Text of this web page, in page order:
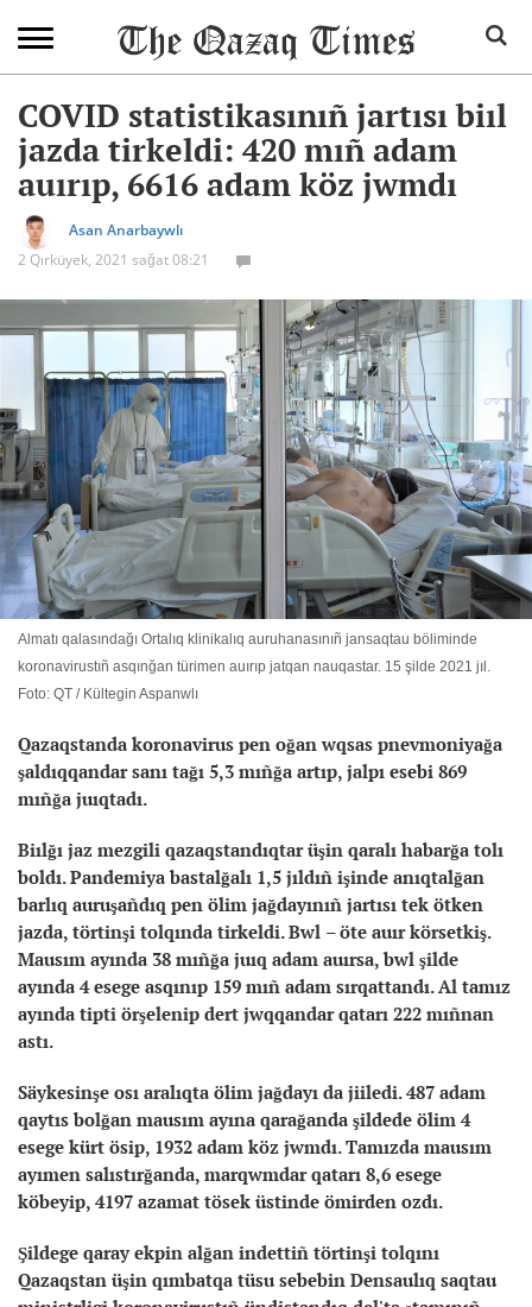
COVID statistikasınıñ jartısı biıl
jazda tirkeldi: 420 mıñ adam
auırıp, 6616 adam köz jwmdı
Asan Anarbaywlı
2 Qırküyek, 2021 sağat 08:21
Almatı qalasındağı Ortalıq klinikalıq auruhanasınıñ jansaqtau böliminde
koronavirustıñ asqınğan türimen auırıp jatqan nauqastar. 15 şilde 2021 jıl.
Foto: QT / Kültegin Aspanwlı
Qazaqstanda koronavirus pen oğan wqsas pnevmoniyağa
şaldıqqandar sanı tağı 5,3 mıñğa artıp, jalpı esebi 869
mıñğa juıqtadı.
Biılğı jaz mezgili qazaqstandıqtar üşin qaralı habarğa tolı
boldı. Pandemiya bastalğalı 1,5 jıldıñ işinde anıqtalğan
barlıq auruşañdıq pen ölim jağdayınıñ jartısı tek ötken
jazda, törtinşi tolqında tirkeldi. Bwl –öte auır körsetkiş.
Mausım ayında 38 mıñğa juıq adam auırsa, bwl şilde
ayında 4 esege asqınıp 159 mıñ adam sırqattandı. Al tamız
ayında tipti örşelenip dert jwqqandar qatarı 222 mıñnan
astı.
Säykesinşe osı aralıqta ölim jağdayı da jiiledi.487 adam
qaytıs bolğan mausım ayına qarağanda şildede ölim 4
esege kürt ösip, 1932 adam köz jwmdı. Tamızda mausım
ayımen salıstırğanda, marqwmdar qatarı 8,6 esege
köbeyip, 4197 azamat tösek üstinde ömirden ozdı.
Şildege qaray ekpin alğan indettiñ törtinşi tolqını
Qazaqstan üşin qımbatqa tüsu sebebin Densaulıq saqtau